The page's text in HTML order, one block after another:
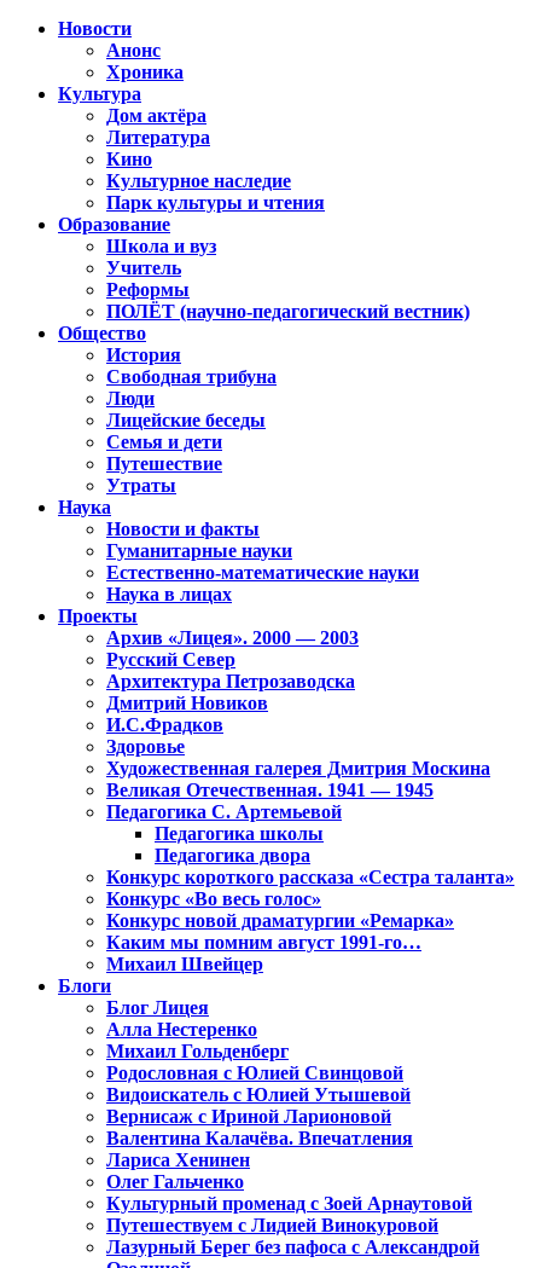
Новости
Анонс
Хроника
Культура
Дом актёра
Литература
Кино
Культурное наследие
Парк культуры и чтения
Образование
Школа и вуз
Учитель
Реформы
ПОЛЁТ (научно-педагогический вестник)
Общество
История
Свободная трибуна
Люди
Лицейские беседы
Семья и дети
Путешествие
Утраты
Наука
Новости и факты
Гуманитарные науки
Естественно-математические науки
Наука в лицах
Проекты
Архив «Лицея». 2000 — 2003
Русский Север
Архитектура Петрозаводска
Дмитрий Новиков
И.С.Фрадков
Здоровье
Художественная галерея Дмитрия Москина
Великая Отечественная. 1941 — 1945
Педагогика С. Артемьевой
Педагогика школы
Педагогика двора
Конкурс короткого рассказа «Сестра таланта»
Конкурс «Во весь голос»
Конкурс новой драматургии «Ремарка»
Каким мы помним август 1991-го…
Михаил Швейцер
Блоги
Блог Лицея
Алла Нестеренко
Михаил Гольденберг
Родословная с Юлией Свинцовой
Видоискатель с Юлией Утышевой
Вернисаж с Ириной Ларионовой
Валентина Калачёва. Впечатления
Лариса Хенинен
Олег Гальченко
Культурный променад с Зоей Арнаутовой
Путешествуем с Лидией Винокуровой
Лазурный Берег без пафоса с Александрой